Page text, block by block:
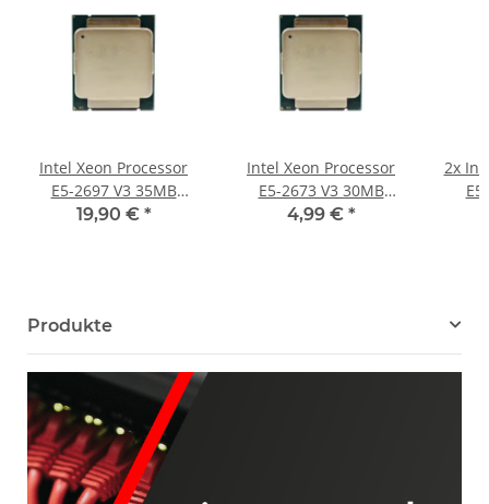
Intel Xeon Processor
E5-2697 V3 35MB
SmartCache 2.6GHz 14
19,90 € *
Intel Xeon Processor
E5-2673 V3 30MB
SmartCache 2.4GHz 12
4,99 € *
2x
Produkte